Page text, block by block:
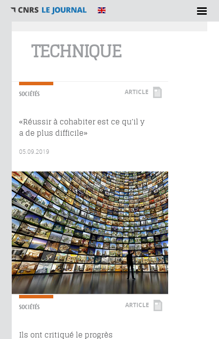
TECHNIQUE
SOCIÉTÉS ARTICLE
«Réussir à cohabiter est ce qu’il y
a de plus difficile»
05.09.2019
SOCIÉTÉS ARTICLE
Ils ont critiqué le progrès